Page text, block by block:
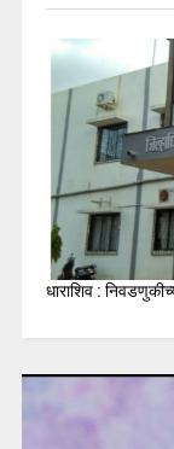
धाराशिव :